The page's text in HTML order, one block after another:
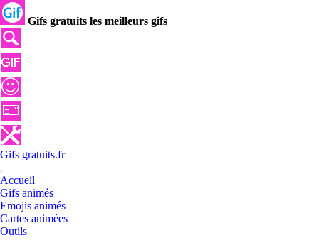
Gifs gratuits les meilleurs gifs
Gifs gratuits.fr
Accueil
Gifs animés
Emojis animés
Cartes animées
Outils